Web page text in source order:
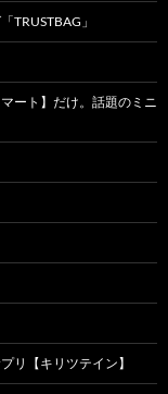
TRUSTBAG」
ート】だけ。話題のミニ
リ【キリツテイン】